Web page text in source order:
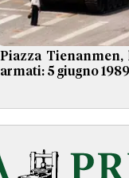
Piazza
armati: 5 giugno 1989